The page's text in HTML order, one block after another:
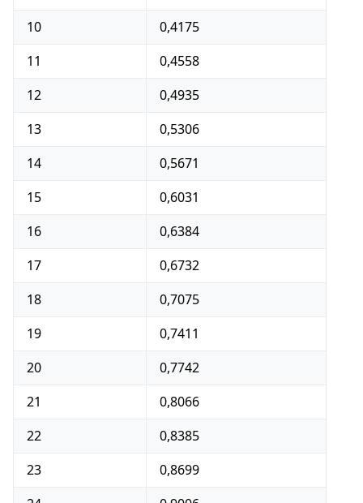
10
0,4175
11
0,4558
12
0,4935
13
0,5306
14
0,5671
15
0,6031
16
0,6384
17
0,6732
18
0,7075
19
0,7411
20
0,7742
21
0,8066
22
0,8385
23
0,8699